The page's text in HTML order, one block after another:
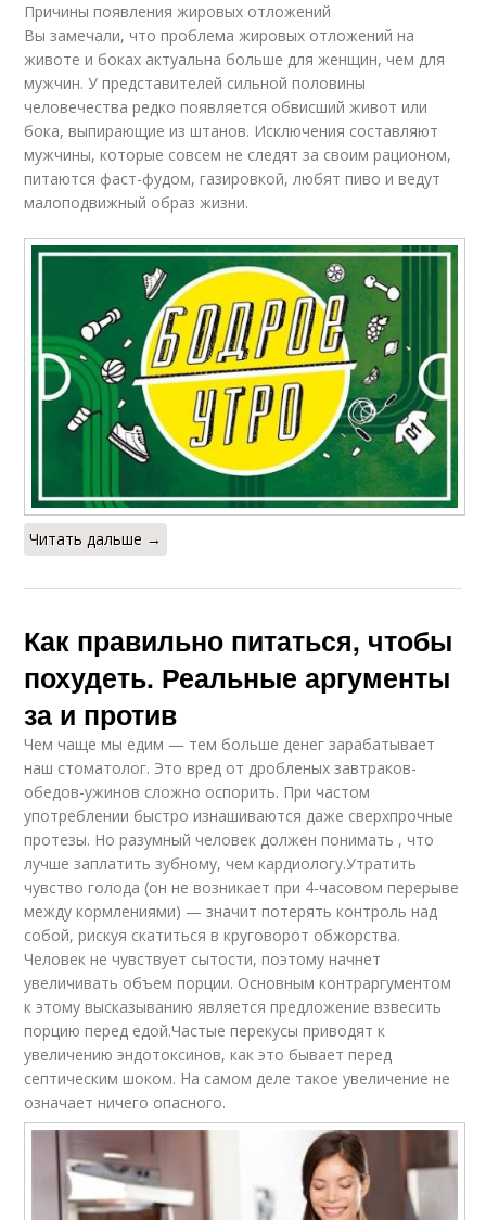
Причины появления жировых отложений
Вы замечали, что проблема жировых отложений на
животе и боках актуальна больше для женщин, чем для
мужчин. У представителей сильной половины
человечества редко появляется обвисший живот или
бока, выпирающие из штанов. Исключения составляют
мужчины, которые совсем не следят за своим рационом,
питаются фаст-фудом, газировкой, любят пиво и ведут
малоподвижный образ жизни.
Читать дальше →
Как правильно питаться, чтобы
похудеть. Реальные аргументы
за и против
Чем чаще мы едим — тем больше денег зарабатывает
наш стоматолог. Это вред от дробленых завтраков-
обедов-ужинов сложно оспорить. При частом
употреблении быстро изнашиваются даже сверхпрочные
протезы. Но разумный человек должен понимать , что
лучше заплатить зубному, чем кардиологу.Утратить
чувство голода (он не возникает при 4-часовом перерыве
между кормлениями) — значит потерять контроль над
собой, рискуя скатиться в круговорот обжорства.
Человек не чувствует сытости, поэтому начнет
увеличивать объем порции. Основным контраргументом
к этому высказыванию является предложение взвесить
порцию перед едой.Частые перекусы приводят к
увеличению эндотоксинов, как это бывает перед
септическим шоком. На самом деле такое увеличение не
означает ничего опасного.